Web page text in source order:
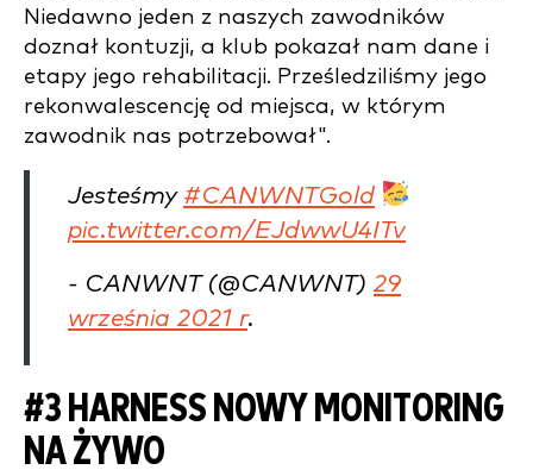
Niedawno jeden z naszych zawodników
doznał kontuzji, a klub pokazał nam dane i
etapy jego rehabilitacji. Prześledziliśmy jego
rekonwalescencję od miejsca, w którym
zawodnik nas potrzebował".
Jesteśmy #CANWNTGold
pic.twitter.com/EJdwwU4ITv
- CANWNT (@CANWNT) 29
września 2021 r.
#3 HARNESS NOWY MONITORING
NA ŻYWO